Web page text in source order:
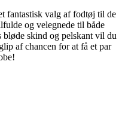
fantastisk valg af fodtøj til de
og velegnede til både
bløde skind og pelskant vil du
af chancen for at få et par